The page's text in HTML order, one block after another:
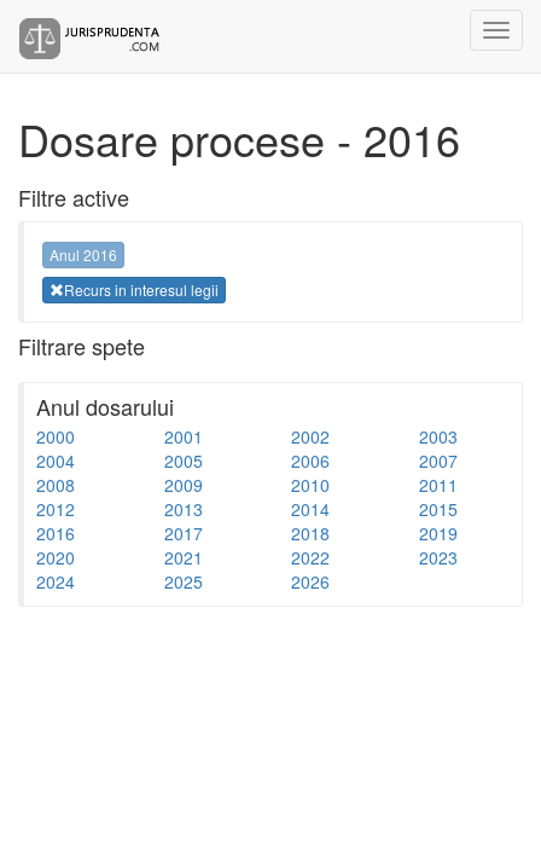
Dosare procese - 2016
Filtre active
Anul 2016
Recurs in interesul legii
Filtrare spete
Anul dosarului
2000 2001 2002
2003
2004
2005 2006
2007
2008
2009 2010
2011
2012
2013 2014
2015
2016
2017 2018
2019
2020
2021 2022
2023
2024
2025 2026